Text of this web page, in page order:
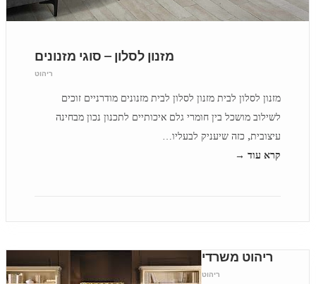
מזנון לסלון – סוגי מזנונים
ריהוט
מזנון לסלון לבית מזנון לסלון לבית מזנונים מודרניים זוכים
לשילוב מושכל בין חומרי גלם איכותיים לתכנון נכון מבחינה
עיצובית, כזה שיעניק לבעליו…
קרא עוד →
ריהוט משרדי
ריהוט